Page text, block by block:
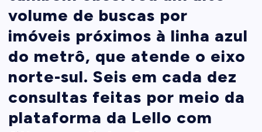
volume de buscas por
imóveis próximos à linha azul
do metrô, que atende o eixo
norte-sul. Seis em cada dez
consultas feitas por meio da
plataforma da Lello com